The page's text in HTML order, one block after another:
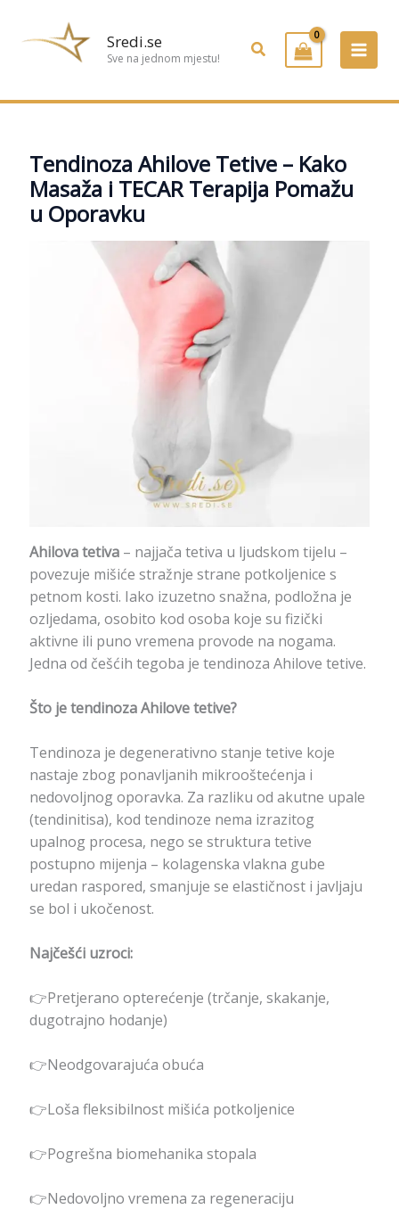
Sredi.se
Sve na jednom mjestu! Pretraživanje
Tendinoza Ahilove Tetive – Kako
Masaža i TECAR Terapija Pomažu
u Oporavku
Ahilova tetiva– najjača tetiva u ljudskom tijelu –
povezuje mišiće stražnje strane potkoljenice s
petnom kosti. Iako izuzetno snažna, podložna je
ozljedama, osobito kod osoba koje su fizički
aktivne ili puno vremena provode na nogama.
Jedna od češćih tegoba je tendinoza Ahilove tetive.
Što je tendinoza Ahilove tetive?
Tendinoza je degenerativno stanje tetive koje
nastaje zbog ponavljanih mikrooštećenja i
nedovoljnog oporavka. Za razliku od akutne upale
(tendinitisa), kod tendinoze nema izrazitog
upalnog procesa, nego se struktura tetive
postupno mijenja – kolagenska vlakna gube
uredan raspored, smanjuje se elastičnost i javljaju
se bol i ukočenost.
Najčešći uzroci:
👉Pretjerano opterećenje (trčanje, skakanje,
dugotrajno hodanje)
👉Neodgovarajuća obuća
👉Loša fleksibilnost mišića potkoljenice
👉Pogrešna biomehanika stopala
👉Nedovoljno vremena za regeneraciju